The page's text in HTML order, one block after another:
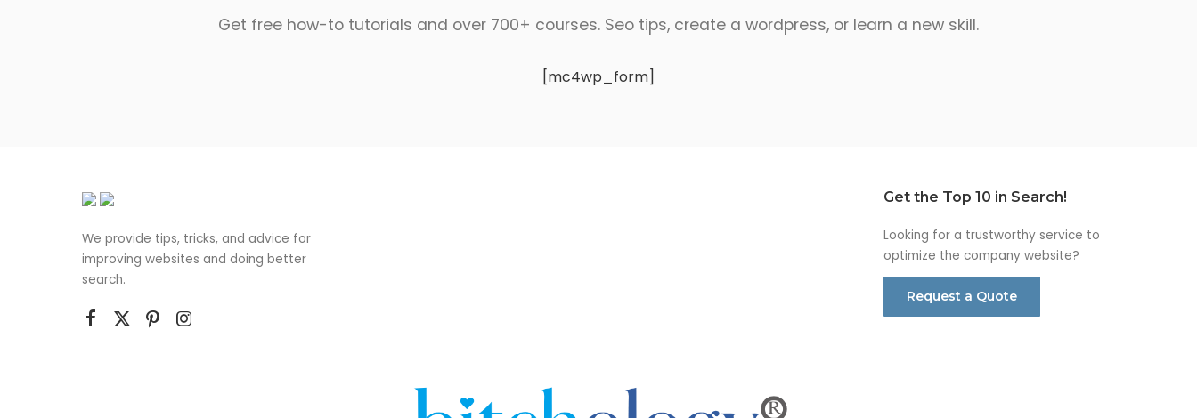
Get free how-to tutorials and over 700+ courses. Seo tips, create a wordpress, or learn a new skill.
[mc4wp_form]
We provide tips, tricks, and advice for
improving websites and doing better
search.
Get the Top 10 in Search!
Looking for a trustworthy service to
optimize the company website?
Request a Quote